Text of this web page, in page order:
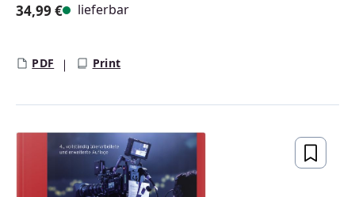
34,99 € lieferbar
PDF Print